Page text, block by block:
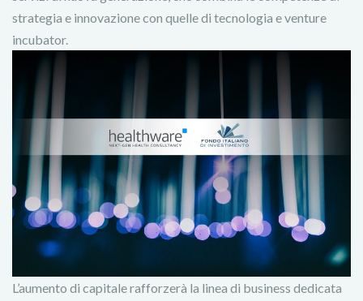
strategia e innovazione con quelle di tecnologia e venture
incubator.
L’aumento di capitale rafforzerà la linea di business dedicata